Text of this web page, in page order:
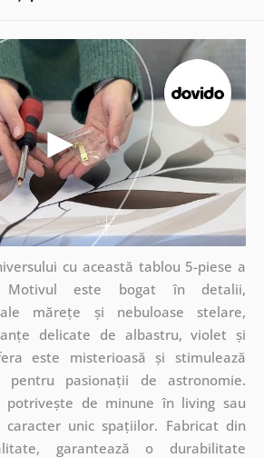
cu această tablou 5-piese a
Motivul este bogat în detalii,
mărețe și nebuloase stelare,
delicate de albastru, violet și
este misterioasă și stimulează
pentru pasionații de astronomie.
potrivește de minune în living sau
caracter unic spațiilor. Fabricat din
garantează o durabilitate